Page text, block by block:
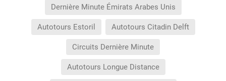
Dernière Minute Émirats Arabes Unis
Autotours Estoril Autotours Citadin Delft
Circuits Dernière Minute
Autotours Longue Distance